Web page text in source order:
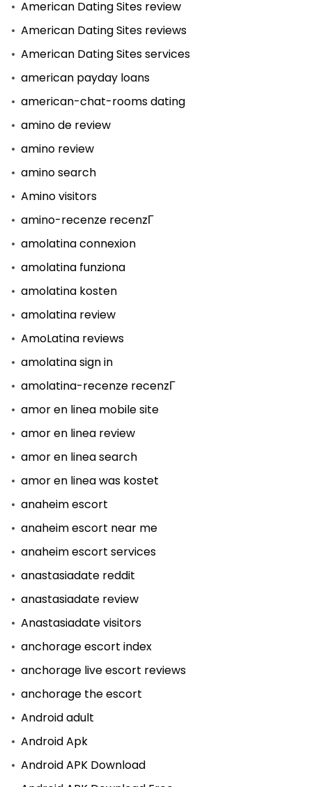
American Dating Sites review
American Dating Sites reviews
American Dating Sites services
american payday loans
american-chat-rooms dating
amino de review
amino review
amino search
Amino visitors
amino-recenze recenzГ­
amolatina connexion
amolatina funziona
amolatina kosten
amolatina review
AmoLatina reviews
amolatina sign in
amolatina-recenze recenzГ­
amor en linea mobile site
amor en linea review
amor en linea search
amor en linea was kostet
anaheim escort
anaheim escort near me
anaheim escort services
anastasiadate reddit
anastasiadate review
Anastasiadate visitors
anchorage escort index
anchorage live escort reviews
anchorage the escort
Android adult
Android Apk
Android APK Download